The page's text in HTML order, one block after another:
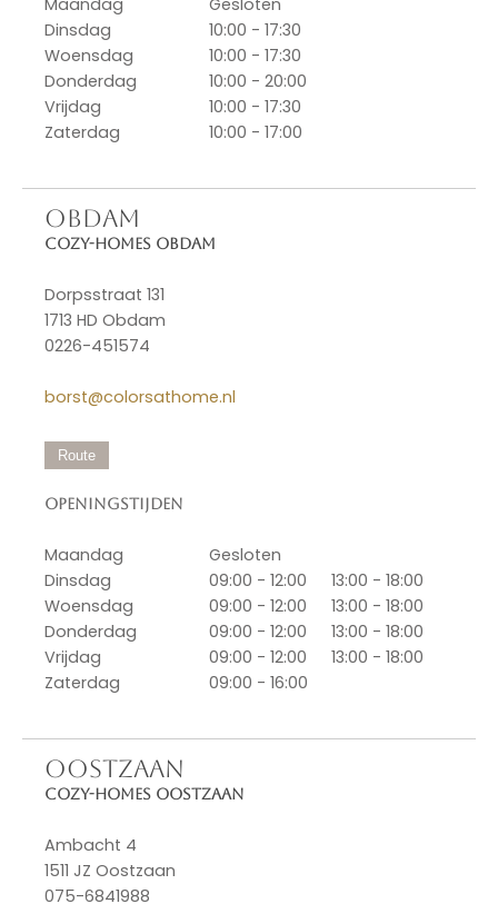
Maandag
Gesloten
Dinsdag
10:00 - 17:30
Woensdag
10:00 - 17:30
Donderdag
10:00 - 20:00
Vrijdag
10:00 - 17:30
Zaterdag
10:00 - 17:00
OBDAM
Cozy-Homes Obdam
Dorpsstraat 131
1713 HD Obdam
0226-451574
borst@colorsathome.nl
Route
Openingstijden
Maandag
Gesloten
Dinsdag
09:00 - 12:00
13:00 - 18:00
Woensdag
09:00 - 12:00
13:00 - 18:00
Donderdag
09:00 - 12:00
13:00 - 18:00
Vrijdag
09:00 - 12:00
13:00 - 18:00
Zaterdag
09:00 - 16:00
OOSTZAAN
Cozy-Homes Oostzaan
Ambacht 4
1511 JZ Oostzaan
075-6841988